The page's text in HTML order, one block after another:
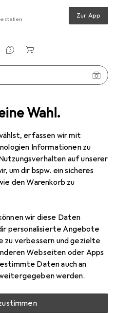
Wahl.
erfassen wir mit
Informationen zu
auf unserer
um dir bspw. ein sicheres
den Warenkorb zu
wir diese Daten
personalisierte Angebote
zu verbessern und gezielte
Webseiten oder Apps
Daten auch an
werden.
Zur App
Shirts Jack & Jones Basic
Bilder
Marke
Mehr von Jack & Jones
17.8. geliefert